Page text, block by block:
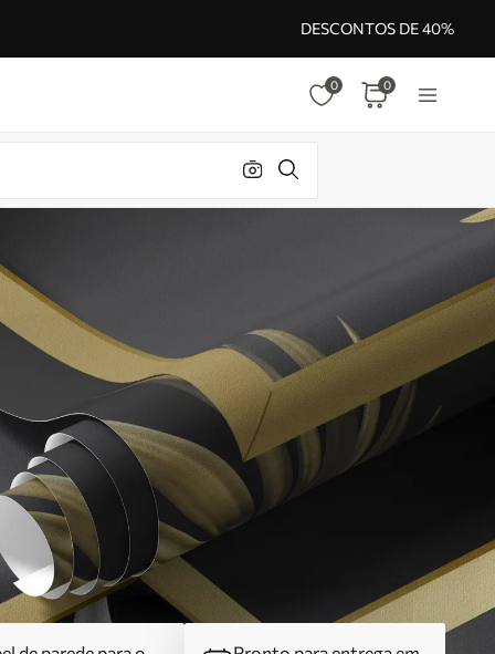
DESCONTOS DE 40%
0 0